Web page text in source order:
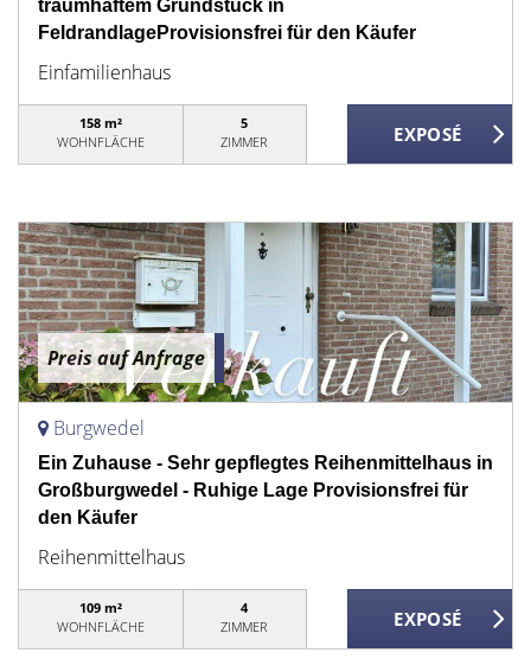
traumhaftem Grundstück in
FeldrandlageProvisionsfrei für den Käufer
Einfamilienhaus
158 m²
WOHNFLÄCHE
5
ZIMMER
Preis auf Anfrage
Burgwedel
Ein Zuhause - Sehr gepflegtes Reihenmittelhaus in
Großburgwedel - Ruhige Lage Provisionsfrei für
den Käufer
Reihenmittelhaus
109 m²
WOHNFLÄCHE
4
ZIMMER